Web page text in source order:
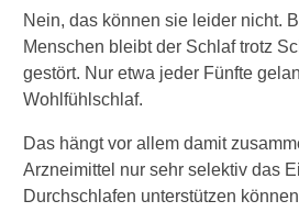
Nein, das können sie leider nicht.
Menschen bleibt der Schlaf trotz
gestört. Nur etwa jeder Fünfte
Wohlfühlschlaf.
Das hängt vor allem damit
Arzneimittel nur sehr selektiv das
Durchschlafen unterstützen
b
i
S
c
l
a